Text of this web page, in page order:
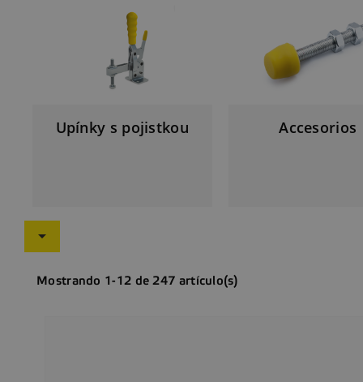
Upínky s pojistkou Accesorios

Mostrando 1-12 de 247 artículo(s)